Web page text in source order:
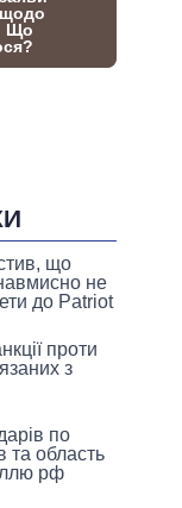
що
не
до Patriot
проти
з
по
та область
рф